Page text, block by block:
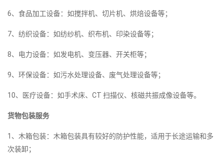
6、食品加工设备：如搅拌机、切片机、烘焙设备等；
7、纺织设备：如纺纱机、织布机、印染设备等；
8、电力设备：如发电机、变压器、开关柜等；
9、环保设备：如污水处理设备、废气处理设备等；
10、医疗设备：如手术床、CT 扫描仪、核磁共振成像设备等。
货物包装服务
1、木箱包装：木箱包装具有较好的防护性能，适用于长途运输和多
次装卸；